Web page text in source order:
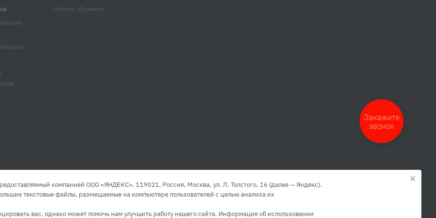
Оплата обучения
компанией ООО «ЯНДЕКС», 119021, Россия, Москва, ул. Л. Толстого, 16 (далее — Яндекс).
текстовые файлы, размещаемые на компьютере пользователей с целью анализа их
вас, однако может помочь нам улучшить работу нашего сайта. Информация об использовании
Закажите
звонок